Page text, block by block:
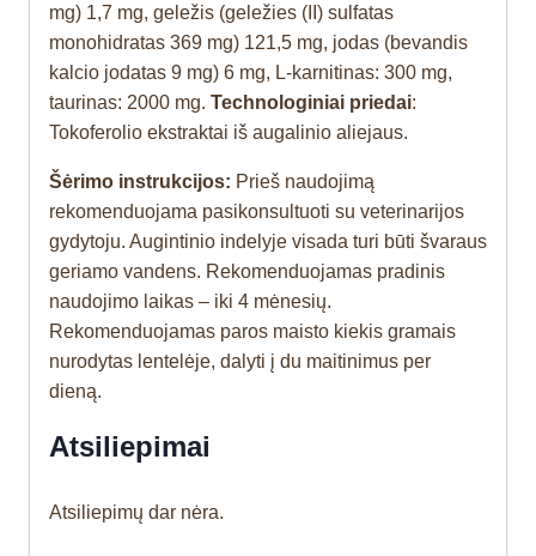
mg) 1,7 mg, geležis (geležies (II) sulfatas
monohidratas 369 mg) 121,5 mg, jodas (bevandis
kalcio jodatas 9 mg) 6 mg, L-karnitinas: 300 mg,
taurinas: 2000 mg. Technologiniai priedai:
Tokoferolio ekstraktai iš augalinio aliejaus.
Šėrimo instrukcijos: Prieš naudojimą
rekomenduojama pasikonsultuoti su veterinarijos
gydytoju. Augintinio indelyje visada turi būti švaraus
geriamo vandens. Rekomenduojamas pradinis
naudojimo laikas – iki 4 mėnesių.
Rekomenduojamas paros maisto kiekis gramais
nurodytas lentelėje, dalyti į du maitinimus per
dieną.
Atsiliepimai
Atsiliepimų dar nėra.